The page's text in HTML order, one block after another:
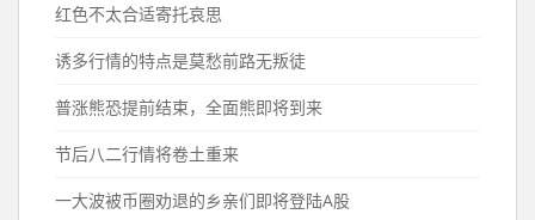
红色不太合适寄托哀思
诱多行情的特点是莫愁前路无叛徒
普涨熊恐提前结束，全面熊即将到来
节后八二行情将卷土重来
一大波被币圈劝退的乡亲们即将登陆A股